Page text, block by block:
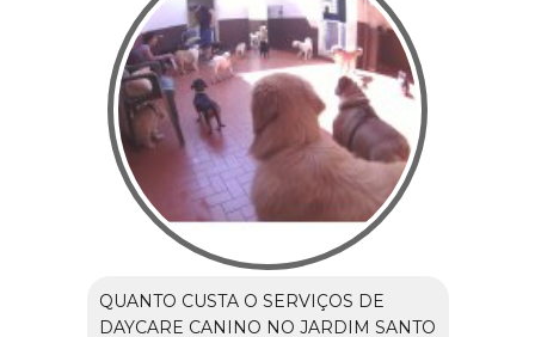
QUANTO CUSTA O SERVIÇOS DE
DAYCARE CANINO NO JARDIM SANTO